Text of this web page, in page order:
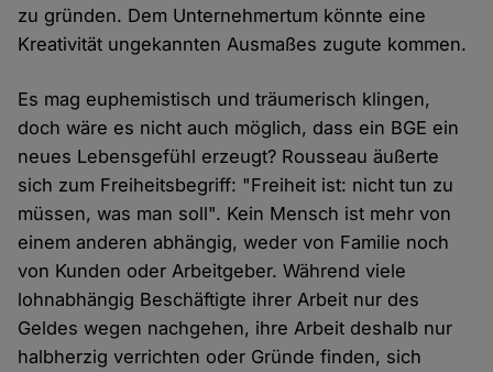
zu gründen. Dem Unternehmertum könnte eine
Kreativität ungekannten Ausmaßes zugute kommen.
Es mag euphemistisch und träumerisch klingen,
doch wäre es nicht auch möglich, dass ein BGE ein
neues Lebensgefühl erzeugt? Rousseau äußerte
sich zum Freiheitsbegriff: "Freiheit ist: nicht tun zu
müssen, was man soll". Kein Mensch ist mehr von
einem anderen abhängig, weder von Familie noch
von Kunden oder Arbeitgeber. Während viele
lohnabhängig Beschäftigte ihrer Arbeit nur des
Geldes wegen nachgehen, ihre Arbeit deshalb nur
halbherzig verrichten oder Gründe finden, sich